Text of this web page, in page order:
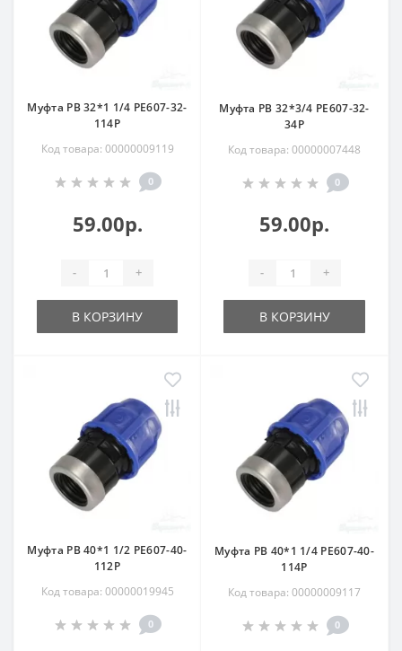
Муфта РВ 32*1 1/4 РЕ607-32-
114Р
Код товара: 00000009119
0
59.00р.
- +
В КОРЗИНУ
Муфта РВ 32*3/4 РЕ607-32-
34Р
Код товара: 00000007448
0
59.00р.
- +
В КОРЗИНУ
Муфта РВ 40*1 1/2 РЕ607-40-
112Р
Код товара: 00000019945
0
Муфта РВ 40*1 1/4 РЕ607-40-
114Р
Код товара: 00000009117
0